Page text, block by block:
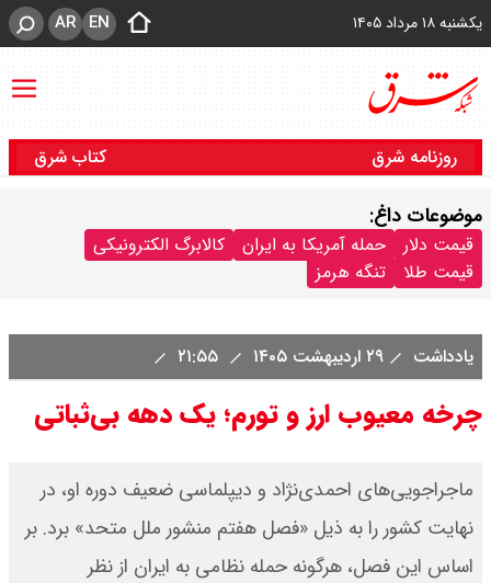
یکشنبه ۱۸ مرداد ۱۴۰۵ EN
AR
روزنامه شرق کتاب شرق
موضوعات داغ:
قیمت دلار حمله آمریکا به ایران
کالابرگ الکترونیکی
قیمت طلا
تنگه هرمز
یادداشت ۲۹ اردیبهشت ۱۴۰۵
چرخه معیوب ارز و تورم؛ یک دهه بی‌ثباتی
ماجراجویی‌های احمدی‌نژاد و دیپلماسی ضعیف دوره او، در
نهایت کشور را به ذیل «‌فصل هفتم منشور ملل متحد» برد. بر
اساس این فصل، هرگونه حمله نظامی به ایران از نظر